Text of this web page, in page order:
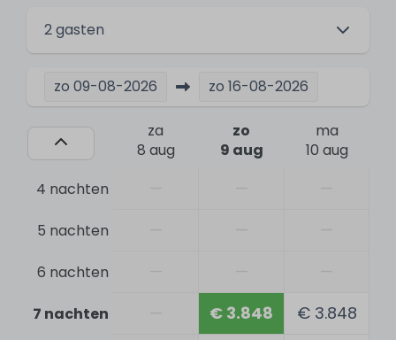
Activiteiten
Vissen
Watersporten
Kitesurfen
Veiligheid
2 gasten
zo 09-08-2026 zo 16-08-2026
za
8 aug
zo
9 aug
ma
10 aug
4 nachten
5 nachten
6 nachten
7 nachten € 3.848 € 3.848